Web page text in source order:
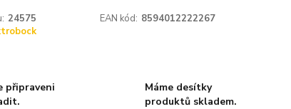
24575 EAN kód: 8594012222267
připraveni
Máme desítky
produktů skladem.